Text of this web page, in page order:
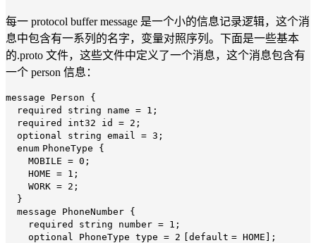
每一 protocol buffer message 是一个小的信息记录逻辑，这个消
息中包含有一系列的名字，变量对照序列。下面是一些基本
的.proto 文件，这些文件中定义了一个消息，这个消息包含有
一个 person 信息：
message Person {
required string name = 1 ;
required int32 id = 2 ;
optional string email = 3 ;
enum PhoneType {
MOBILE = 0 ;
HOME = 1 ;
WORK = 2 ;
}
message PhoneNumber {
required string number = 1 ;
optional PhoneType type = 2 [default = HOME];